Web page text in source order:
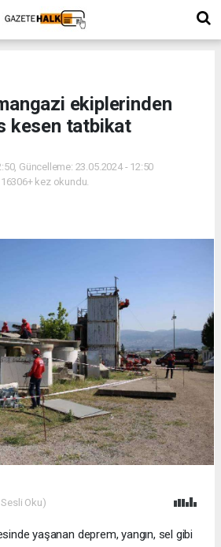
ekiplerinden
kesen tatbikat
Güncelleme: 23.05.2024 - 12:50
16306+ kez okundu.
Oku)
yaşanan deprem, yangın, sel gibi